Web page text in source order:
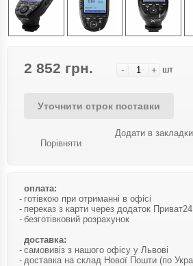
2 852 грн. - + шт
Уточнити строк поставки
Порівняти
Додати в закладки
оплата:
готівкою при отриманні в офісі
переказ з карти через додаток Приват24
безготівковий розрахунок
доставка:
самовивіз з нашого офісу у Львові
доставка на склад Нової Пошти (по